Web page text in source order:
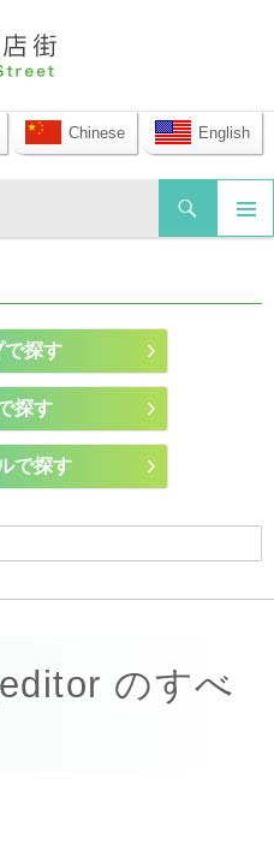
Chinese English
で探す
探す
で探す
のすべ